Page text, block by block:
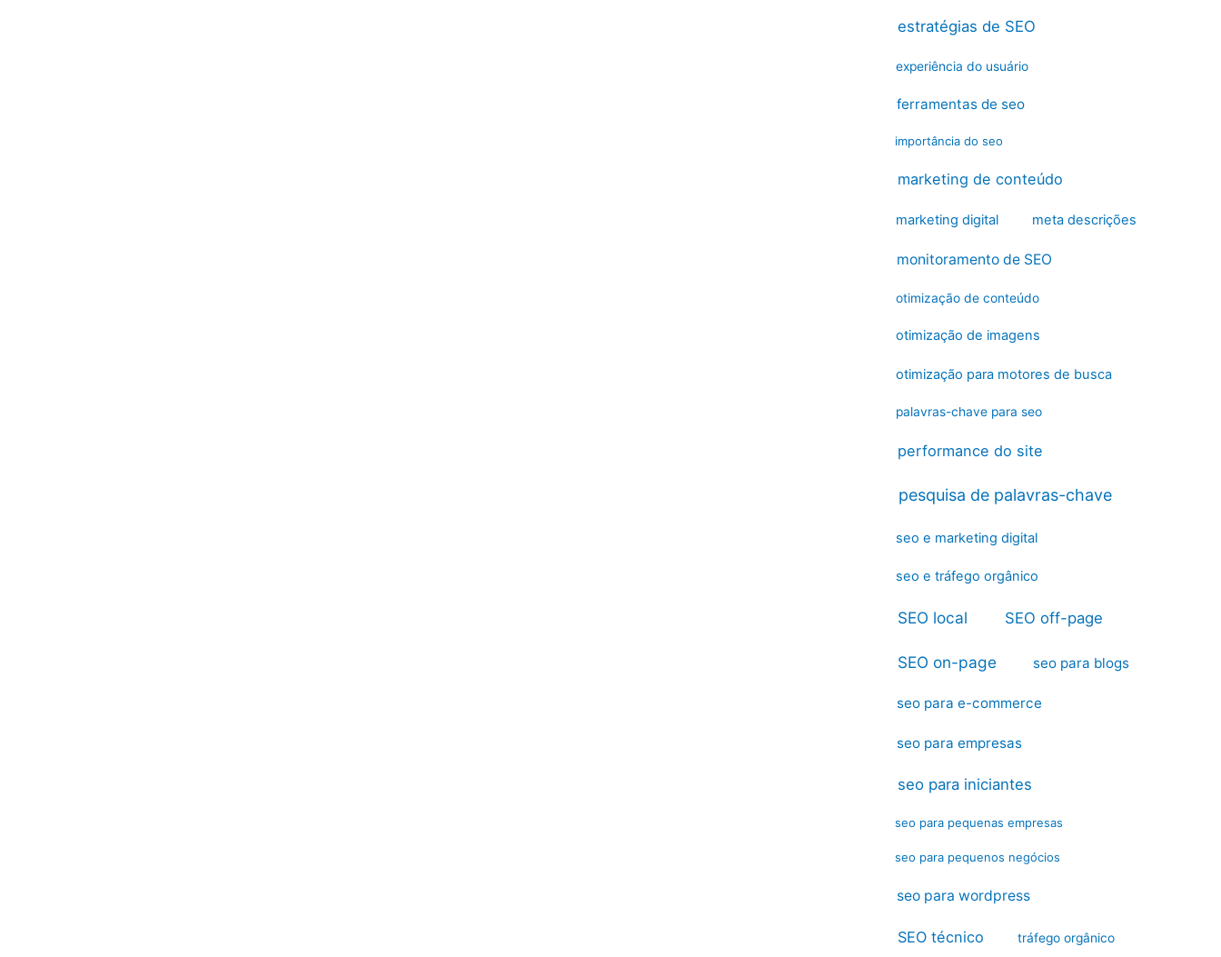
estratégias de SEO
experiência do usuário
ferramentas de seo
importância do seo
marketing de conteúdo
marketing digital meta descrições
monitoramento de SEO
otimização de conteúdo
otimização de imagens
otimização para motores de busca
palavras-chave para seo
performance do site
pesquisa de palavras-chave
seo e marketing digital
seo e tráfego orgânico
SEO local SEO off-page
SEO on-page seo para blogs
seo para e-commerce
seo para empresas
seo para iniciantes
seo para pequenas empresas
seo para pequenos negócios
seo para wordpress
SEO técnico tráfego orgânico